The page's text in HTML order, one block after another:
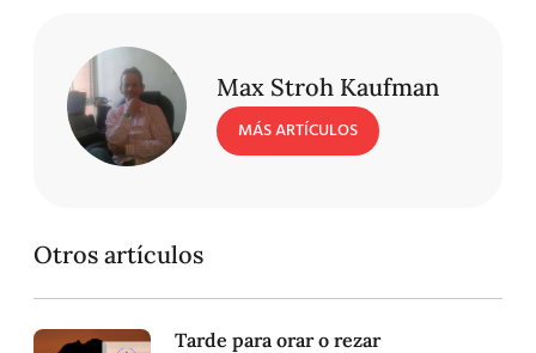
Max Stroh Kaufman
MÁS ARTÍCULOS
Otros artículos
Tarde para orar o rezar